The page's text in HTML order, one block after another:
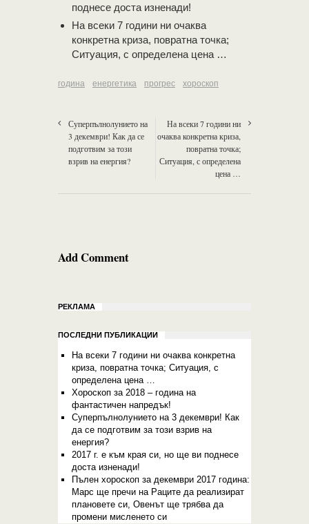
поднесе доста изненади!
На всеки 7 години ни очаква
конкретна криза, повратна точка;
Ситуация, с определена цена …
година енергетика прогрес хороскоп
Суперпълнолунието на
3 декември! Как да се
подготвим за този
взрив на енергия?
На всеки 7 години ни
очаква конкретна криза,
повратна точка;
Ситуация, с определена
цена …
Add Comment
РЕКЛАМА
ПОСЛЕДНИ ПУБЛИКАЦИИ
На всеки 7 години ни очаква конкретна
криза, повратна точка; Ситуация, с
определена цена …
Хороскоп за 2018 – година на
фантастичен напредък!
Суперпълнолунието на 3 декември! Как
да се подготвим за този взрив на
енергия?
2017 г. е към края си, но ще ви поднесе
доста изненади!
Пълен хороскоп за декември 2017 година:
Марс ще пречи на Раците да реализират
плановете си, Овенът ще трябва да
промени мисленето си